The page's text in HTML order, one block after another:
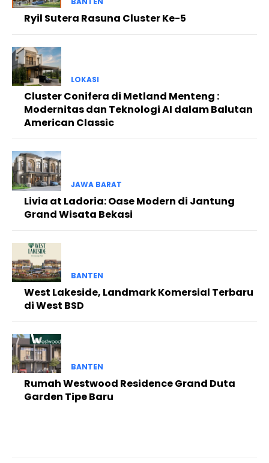
Ryil Sutera Rasuna Cluster Ke-5
LOKASI
Cluster Conifera di Metland Menteng :
Modernitas dan Teknologi AI dalam Balutan
American Classic
JAWA BARAT
Livia at Ladoria: Oase Modern di Jantung
Grand Wisata Bekasi
BANTEN
West Lakeside, Landmark Komersial Terbaru
di West BSD
BANTEN
Rumah Westwood Residence Grand Duta
Garden Tipe Baru